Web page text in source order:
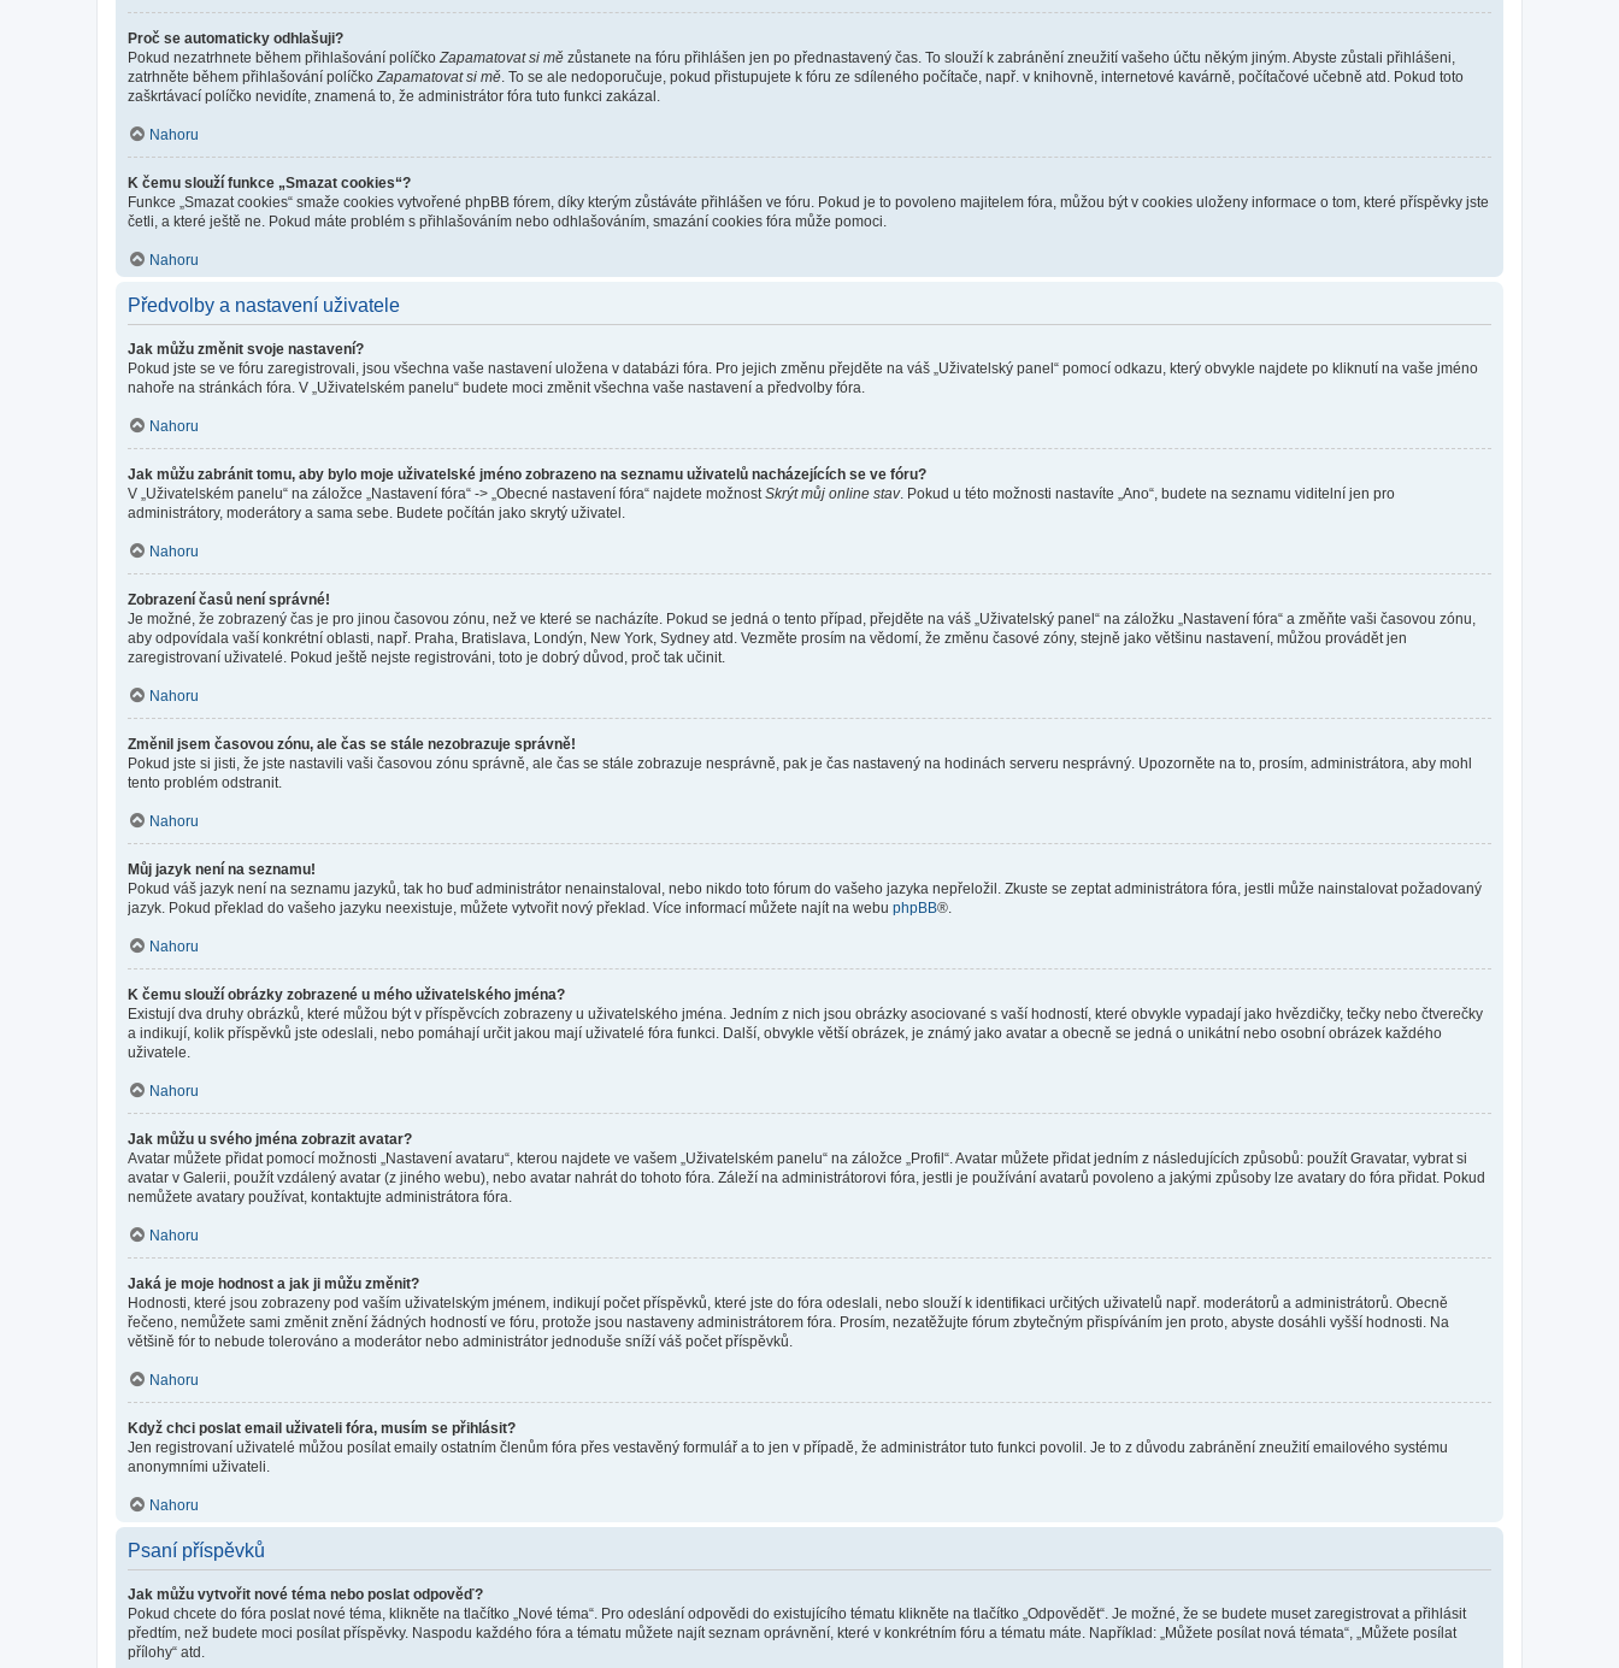
Proč se automaticky odhlašuji?
Pokud nezatrhnete během přihlašování políčko Zapamatovat si mě zůstanete na fóru přihlášen jen po přednastavený čas. To slouží k zabránění zneužití vašeho účtu někým jiným. Abyste zůstali přihlášeni,
zatrhněte během přihlašování políčko Zapamatovat si mě . To se ale nedoporučuje, pokud přistupujete k fóru ze sdíleného počítače, např. v knihovně, internetové kavárně, počítačové učebně atd. Pokud toto
zaškrtávací políčko nevidíte, znamená to, že administrátor fóra tuto funkci zakázal.
Nahoru
K čemu slouží funkce „Smazat cookies“?
Funkce „Smazat cookies“ smaže cookies vytvořené phpBB fórem, díky kterým zůstáváte přihlášen ve fóru. Pokud je to povoleno majitelem fóra, můžou být v cookies uloženy informace o tom, které příspěvky jste
četli, a které ještě ne. Pokud máte problém s přihlašováním nebo odhlašováním, smazání cookies fóra může pomoci.
Nahoru
Předvolby a nastavení uživatele
Jak můžu změnit svoje nastavení?
Pokud jste se ve fóru zaregistrovali, jsou všechna vaše nastavení uložena v databázi fóra. Pro jejich změnu přejděte na váš „Uživatelský panel“ pomocí odkazu, který obvykle najdete po kliknutí na vaše jméno
nahoře na stránkách fóra. V „Uživatelském panelu“ budete moci změnit všechna vaše nastavení a předvolby fóra.
Nahoru
Jak můžu zabránit tomu, aby bylo moje uživatelské jméno zobrazeno na seznamu uživatelů nacházejících se ve fóru?
V „Uživatelském panelu“ na záložce „Nastavení fóra“ -> „Obecné nastavení fóra“ najdete možnost Skrýt můj online stav. Pokud u této možnosti nastavíte „Ano“, budete na seznamu viditelní jen pro
administrátory, moderátory a sama sebe. Budete počítán jako skrytý uživatel.
Nahoru
Zobrazení časů není správné!
Je možné, že zobrazený čas je pro jinou časovou zónu, než ve které se nacházíte. Pokud se jedná o tento případ, přejděte na váš „Uživatelský panel“ na záložku „Nastavení fóra“ a změňte vaši časovou zónu,
aby odpovídala vaší konkrétní oblasti, např. Praha, Bratislava, Londýn, New York, Sydney atd. Vezměte prosím na vědomí, že změnu časové zóny, stejně jako většinu nastavení, můžou provádět jen
zaregistrovaní uživatelé. Pokud ještě nejste registrováni, toto je dobrý důvod, proč tak učinit.
Nahoru
Změnil jsem časovou zónu, ale čas se stále nezobrazuje správně!
Pokud jste si jisti, že jste nastavili vaši časovou zónu správně, ale čas se stále zobrazuje nesprávně, pak je čas nastavený na hodinách serveru nesprávný. Upozorněte na to, prosím, administrátora, aby mohl
tento problém odstranit.
Nahoru
Můj jazyk není na seznamu!
Pokud váš jazyk není na seznamu jazyků, tak ho buď administrátor nenainstaloval, nebo nikdo toto fórum do vašeho jazyka nepřeložil. Zkuste se zeptat administrátora fóra, jestli může nainstalovat požadovaný
jazyk. Pokud překlad do vašeho jazyku neexistuje, můžete vytvořit nový překlad. Více informací můžete najít na webu phpBB®.
Nahoru
K čemu slouží obrázky zobrazené u mého uživatelského jména?
Existují dva druhy obrázků, které můžou být v příspěvcích zobrazeny u uživatelského jména. Jedním z nich jsou obrázky asociované s vaší hodností, které obvykle vypadají jako hvězdičky, tečky nebo čtverečky
a indikují, kolik příspěvků jste odeslali, nebo pomáhají určit jakou mají uživatelé fóra funkci. Další, obvykle větší obrázek, je známý jako avatar a obecně se jedná o unikátní nebo osobní obrázek každého
uživatele.
Nahoru
Jak můžu u svého jména zobrazit avatar?
Avatar můžete přidat pomocí možnosti „Nastavení avataru“, kterou najdete ve vašem „Uživatelském panelu“ na záložce „Profil“. Avatar můžete přidat jedním z následujících způsobů: použít Gravatar, vybrat si
avatar v Galerii, použít vzdálený avatar (z jiného webu), nebo avatar nahrát do tohoto fóra. Záleží na administrátorovi fóra, jestli je používání avatarů povoleno a jakými způsoby lze avatary do fóra přidat. Pokud
nemůžete avatary používat, kontaktujte administrátora fóra.
Nahoru
Jaká je moje hodnost a jak ji můžu změnit?
Hodnosti, které jsou zobrazeny pod vaším uživatelským jménem, indikují počet příspěvků, které jste do fóra odeslali, nebo slouží k identifikaci určitých uživatelů např. moderátorů a administrátorů. Obecně
řečeno, nemůžete sami změnit znění žádných hodností ve fóru, protože jsou nastaveny administrátorem fóra. Prosím, nezatěžujte fórum zbytečným přispíváním jen proto, abyste dosáhli vyšší hodnosti. Na
většině fór to nebude tolerováno a moderátor nebo administrátor jednoduše sníží váš počet příspěvků.
Nahoru
Když chci poslat email uživateli fóra, musím se přihlásit?
Jen registrovaní uživatelé můžou posílat emaily ostatním členům fóra přes vestavěný formulář a to jen v případě, že administrátor tuto funkci povolil. Je to z důvodu zabránění zneužití emailového systému
anonymními uživateli.
Nahoru
Psaní příspěvků
Jak můžu vytvořit nové téma nebo poslat odpověď?
Pokud chcete do fóra poslat nové téma, klikněte na tlačítko „Nové téma“. Pro odeslání odpovědi do existujícího tématu klikněte na tlačítko „Odpovědět“. Je možné, že se budete muset zaregistrovat a přihlásit
předtím, než budete moci posílat příspěvky. Naspodu každého fóra a tématu můžete najít seznam oprávnění, které v konkrétním fóru a tématu máte. Například: „Můžete posílat nová témata“, „Můžete posílat
přílohy“ atd.